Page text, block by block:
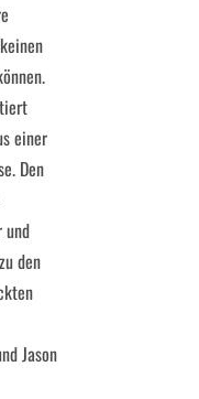
einer
Den
und
den
Jason